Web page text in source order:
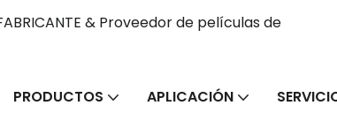
& Proveedor de películas de
PRODUCTOS APLICACIÓN